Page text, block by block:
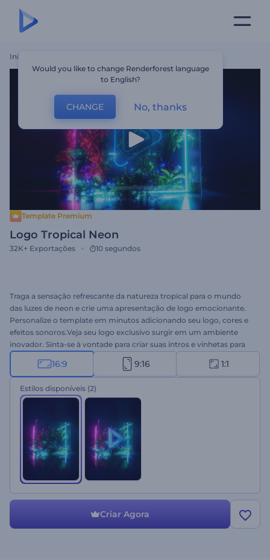
Início
Template Premium
Logo Tropical Neon
32K+ Exportações 10 segundos
Traga a sensação refrescante da natureza tropical para o mundo
das luzes de neon e crie uma apresentação de logo emocionante.
Personalize o template em minutos adicionando seu logo, cores e
efeitos sonoros.Veja seu logo exclusivo surgir em um ambiente
inovador. Sinta-se à vontade para criar suas intros e vinhetas para
seus vídeos do YouTube, aberturas promocionais, entre outros
projetos criativos. Experimente agora!
16:9 9:16 1:1
Estilos disponíveis (2)
Criar Agora
Would you like to change Renderforest language
to English?
CHANGE No, thanks